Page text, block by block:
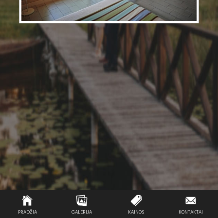
PRADŽIA GALERIJA KAINOS KONTAKTAI